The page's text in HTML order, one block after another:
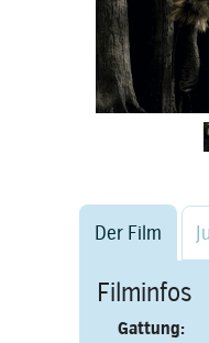
Der Film
Filminfos
Gattung: